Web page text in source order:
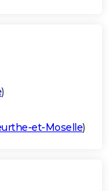
)
et-Moselle)